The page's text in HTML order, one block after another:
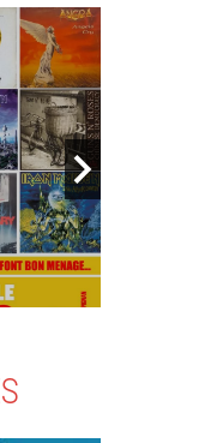
RIFFIFI –
Rock !!!